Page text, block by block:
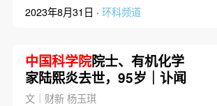
2023年8月31日 · 环科频道
中国科学院院士、有机化学
家陆熙炎去世，95岁｜讣闻
文｜财新 杨玉琪